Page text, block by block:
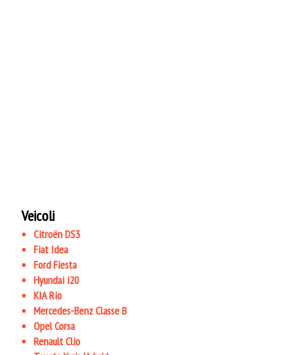
Veicoli
Citroën DS3
Fiat Idea
Ford Fiesta
Hyundai i20
KIA Rio
Mercedes-Benz Classe B
Opel Corsa
Renault Clio